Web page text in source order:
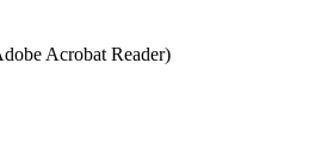
Acrobat Reader)